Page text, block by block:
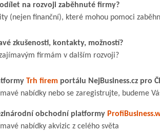
na rozvoji zaběhnuté firmy?
(nejen finanční), které mohou pomoci
zkušenosti, kontakty, možností?
firmám v dalším rozvoji?
Trh firem portálu NejBusiness.cz pro
nabídky nebo se zaregistrujte, budeme
obchodní platformy
nabídky akvizic z celého světa